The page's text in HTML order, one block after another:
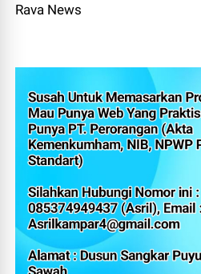
Rava News